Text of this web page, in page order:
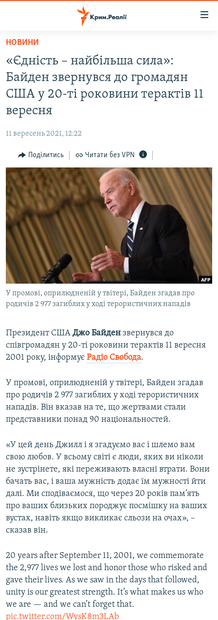
Перейти
основного
матеріалу
Перейти
до
основної
Перейти
пошуку
ВОДА.КРИМ
ВІДЕО ТА ФОТО
ПОГЛЯД
ІНТЕРВ'Ю
ВСЕ ЗА ДЕНЬ
СПЕЦПРОЕКТИ
ДЕПОРТАЦІЯ
ВІДЕОУРОКИ «ELIFBE»
СВІДЧЕННЯ ОКУПАЦІЇ
УКРАЇНСЬКА ПРОБЛЕМА КРИМУ
ІНФОГРАФІКА
ЯК ОБІЙТИ БЛОКУВАННЯ
Русский
Qırımtatar
ДОЛУЧАЙСЯ!
НОВИНИ
«Єдність – найбільша сила»:
Байден звернувся до громадян
США у 20-ті роковини терактів 11
вересня
11 вересень 2021, 12:22
Поділитись Читати без VPN
У промові, оприлюдненій у твітері, Байден згадав про
родичів 2 977 загиблих у ході терористичних нападів
Президент США Джо Байден звернувся до
співгромадян у 20-ті роковини терактів 11 вересня
2001 року, інформує Радіо Свобода.
У промові, оприлюдненій у твітері, Байден згадав
про родичів 2 977 загиблих у ході терористичних
нападів. Він вказав на те, що жертвами стали
представники понад 90 національностей.
«У цей день Джилл і я згадуємо вас і шлемо вам
свою любов. У всьому світі є люди, яких ви ніколи
не зустрінете, які переживають власні втрати. Вони
бачать вас, і ваша мужність додає їм мужності йти
далі. Ми сподіваємося, що через 20 років пам’ять
про ваших близьких породжує посмішку на ваших
вустах, навіть якщо викликає сльози на очах», –
сказав він.
20 years after September 11, 2001, we commemorate
the 2,977 lives we lost and honor those who risked and
gave their lives. As we saw in the days that followed,
unity is our greatest strength. It’s what makes us who
we are — and we can’t forget that.
pic.twitter.com/WysK8m3LAb